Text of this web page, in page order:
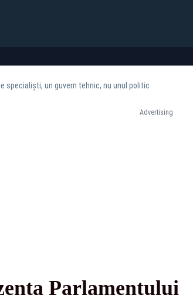
specialiști, un guvern tehnic, nu unul politic
Advertising
Parlamentului